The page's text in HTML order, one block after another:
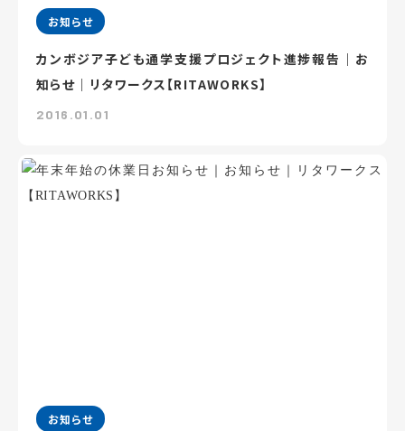
お知らせ
カンボジア子ども通学支援プロジェクト進捗報告｜お
知らせ｜リタワークス【RITAWORKS】
2016.01.01
お知らせ